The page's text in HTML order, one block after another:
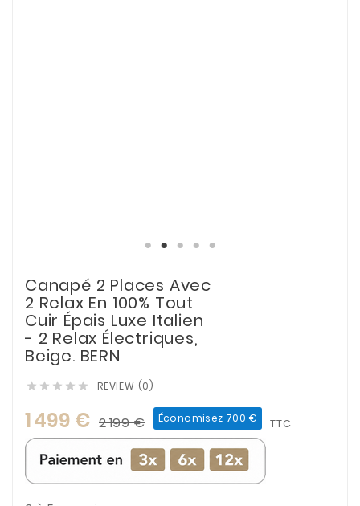
Canapé 2 Places Avec
2 Relax En 100% Tout
Cuir Épais Luxe Italien
- 2 Relax Électriques,
Beige. BERN
     REVIEW (0)
1 499 € 2 199 € Économisez 700 € TTC